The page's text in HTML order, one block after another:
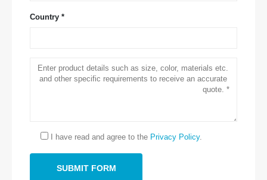
Country *
I have read and agree to the Privacy Policy.
ہم سے رابطہ کریں
پتہ
واٹس ایپ: +
8618595618735